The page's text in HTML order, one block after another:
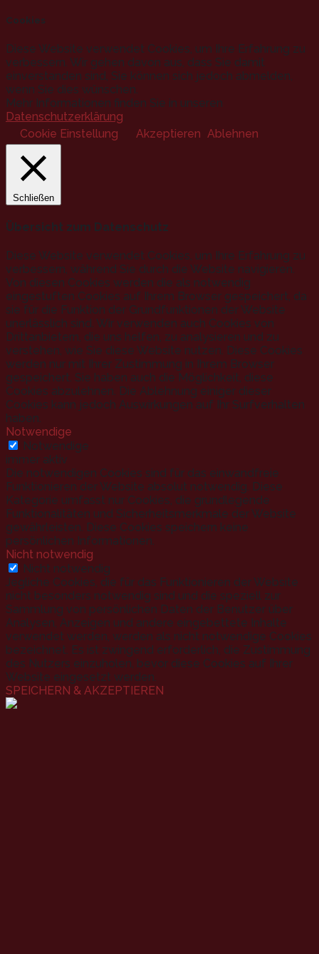
Cookies
Diese Website verwendet Cookies, um Ihre Erfahrung zu
verbessern. Wir gehen davon aus, dass Sie damit
einverstanden sind, Sie können sich jedoch abmelden,
wenn Sie dies wünschen.
Mehr Informationen finden Sie in unseren
Datenschutzerklärung
Cookie Einstellung
Akzeptieren Ablehnen
Schließen
Übersicht zum Datenschutz
Diese Website verwendet Cookies, um Ihre Erfahrung zu
verbessern, während Sie durch die Website navigieren.
Von diesen Cookies werden die als notwendig
eingestuften Cookies auf Ihrem Browser gespeichert, da
sie für die Funktion der Grundfunktionen der Website
unerlässlich sind. Wir verwenden auch Cookies von
Drittanbietern, die uns helfen, zu analysieren und zu
verstehen, wie Sie diese Website nutzen. Diese Cookies
werden nur mit Ihrer Zustimmung in Ihrem Browser
gespeichert. Sie haben auch die Möglichkeit, diese
Cookies abzulehnen. Die Ablehnung einiger dieser
Cookies kann jedoch Auswirkungen auf Ihr Surfverhalten
haben.
Notwendige
Notwendige
immer aktiv
Die notwendigen Cookies sind für das einwandfreie
Funktionieren der Website absolut notwendig. Diese
Kategorie umfasst nur Cookies, die grundlegende
Funktionalitäten und Sicherheitsmerkmale der Website
gewährleisten. Diese Cookies speichern keine
persönlichen Informationen.
Nicht notwendig
Nicht notwendig
Jegliche Cookies, die für das Funktionieren der Website
nicht besonders notwendig sind und die speziell zur
Sammlung von persönlichen Daten der Benutzer über
Analysen, Anzeigen und andere eingebettete Inhalte
verwendet werden, werden als nicht notwendige Cookies
bezeichnet. Es ist zwingend erforderlich, die Zustimmung
des Nutzers einzuholen, bevor diese Cookies auf Ihrer
Website eingesetzt werden.
SPEICHERN & AKZEPTIEREN